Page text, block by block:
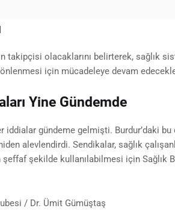
takipçisi olacaklarını belirterek, sağlık
için mücadeleye devam
Yine Gündemde
gündeme gelmişti. Burdur’daki bu
alevlendirdi. Sendikalar, sağlık
şekilde kullanılabilmesi için Sağlık
/ Dr. Ümit Gümüştaş